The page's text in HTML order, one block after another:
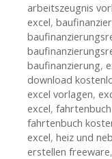
arbeitszeugnis
excel,
baufinanzierung,
download
excel vorlagen,
excel,
fahrtenbuch
excel, heiz und
erstellen freeware,